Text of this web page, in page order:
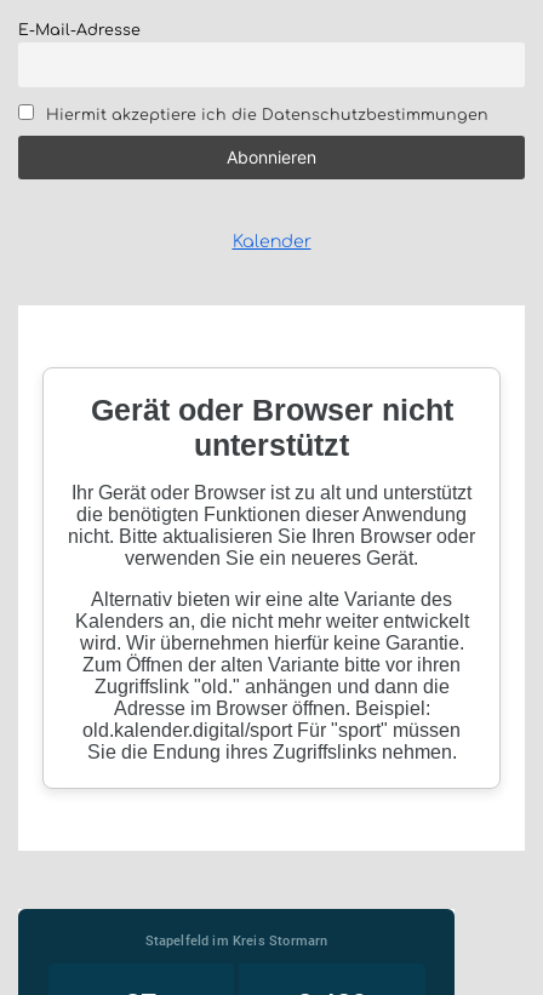
E-Mail-Adresse
Hiermit akzeptiere ich die Datenschutzbestimmungen
Kalender